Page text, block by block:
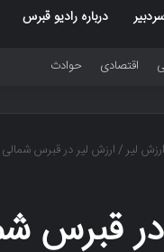
درباره رادیو قبرس
اقتصادی حوادث
ارزش لیر/ارزش لیر در قبرس شمالی
قبرس